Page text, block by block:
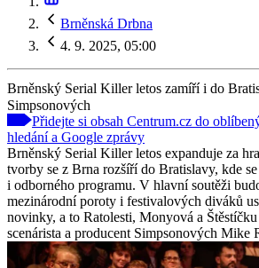
Brněnská Drbna
4. 9. 2025, 05:00
Brněnský Serial Killer letos zamíří i do
Simpsonových
Přidejte si obsah Centrum.cz do
hledání a Google zprávy
Brněnský Serial Killer letos expanduje za
tvorby se z Brna rozšíří do Bratislavy, kde
i odborného programu. V hlavní soutěži
mezinárodní poroty i festivalových diváků
novinky, a to Ratolesti, Monyová a
scenárista a producent Simpsonových Mike